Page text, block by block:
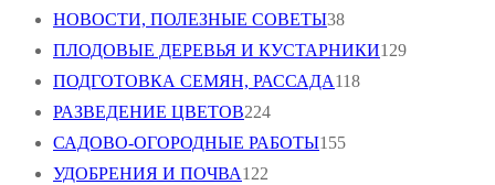
НОВОСТИ, ПОЛЕЗНЫЕ СОВЕТЫ38
ПЛОДОВЫЕ ДЕРЕВЬЯ И КУСТАРНИКИ129
ПОДГОТОВКА СЕМЯН, РАССАДА118
РАЗВЕДЕНИЕ ЦВЕТОВ224
САДОВО-ОГОРОДНЫЕ РАБОТЫ155
УДОБРЕНИЯ И ПОЧВА122